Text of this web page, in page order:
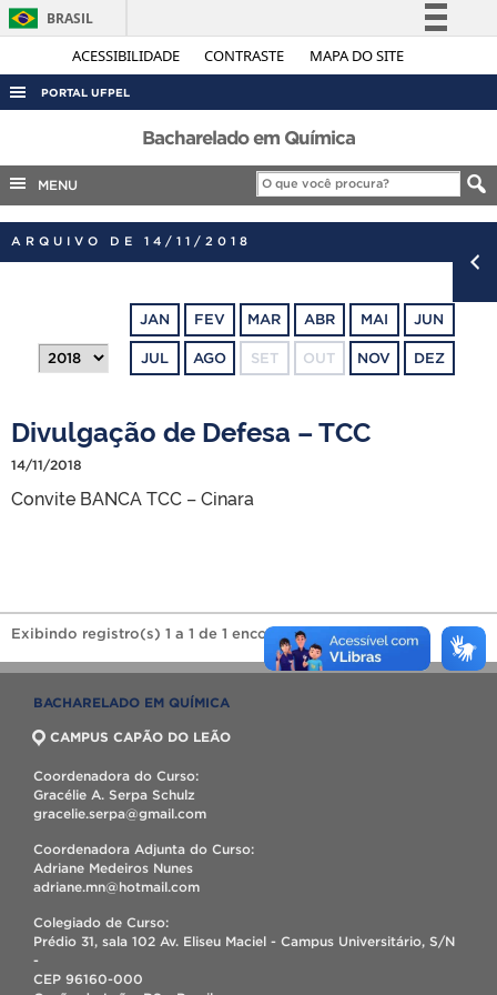
ACESSIBILIDADE CONTRASTE MAPA DO SITE
BRASIL
Simplifique!
Legislação
Canais
PORTAL UFPEL
ACESSO À INFORMAÇÃO
AUDITORIA
COBALTO
CONCURSOS
OUVIDORIA
TELEFONES
Bacharelado em Química
MENU
ARQUIVO DE 14/11/2018
JAN FEV MAR ABR MAI JUN
JUL AGO SET OUT NOV DEZ
Divulgação de Defesa – TCC
14/11/2018
Convite BANCA TCC – Cinara
Exibindo registro(s) 1 a 1 de 1 encontrado(s).
BACHARELADO EM QUÍMICA
CAMPUS CAPÃO DO LEÃO
Coordenadora do Curso:
Gracélie A. Serpa Schulz
gracelie.serpa@gmail.com
Coordenadora Adjunta do Curso:
Adriane Medeiros Nunes
adriane.mn@hotmail.com
Colegiado de Curso:
Prédio 31, sala 102 Av. Eliseu Maciel - Campus Universitário, S/N
-
CEP 96160-000